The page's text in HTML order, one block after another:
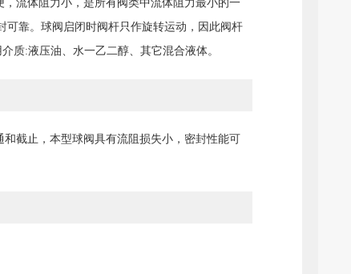
流体阻力小，是所有阀类中流体阻力最小的一
可靠。球阀启闭时阀杆只作旋转运动，因此阀杆
质:液压油、水一乙二醇、其它混合液体。
截止，本型球阀具有流阻损失小，密封性能可